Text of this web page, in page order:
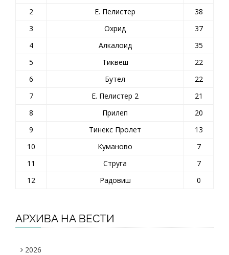
2
Е. Пелистер
38
3
Охрид
37
4
Алкалоид
35
5
Тиквеш
22
6
Бутел
22
7
Е. Пелистер 2
21
8
Прилеп
20
9
Тинекс Пролет
13
10
Куманово
7
11
Струга
7
12
Радовиш 0
АРХИВА НА ВЕСТИ
2026